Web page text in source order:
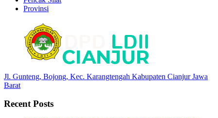
Provinsi
Jl. Gunteng, Bojong, Kec. Karangtengah Kabupaten Cianjur Jawa
Barat
Recent Posts